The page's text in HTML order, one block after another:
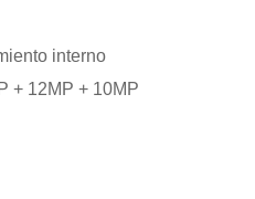
interno
+ 12MP + 10MP